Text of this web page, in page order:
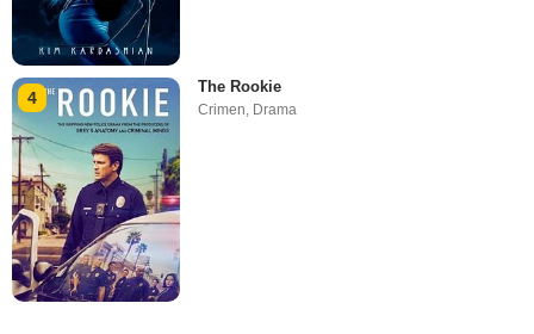
4
The Rookie
Crimen, Drama